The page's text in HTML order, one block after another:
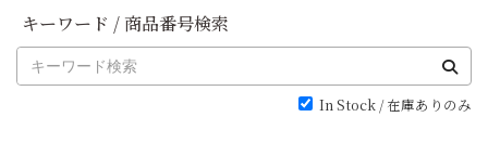
キーワード / 商品番号検索
In Stock / 在庫ありのみ